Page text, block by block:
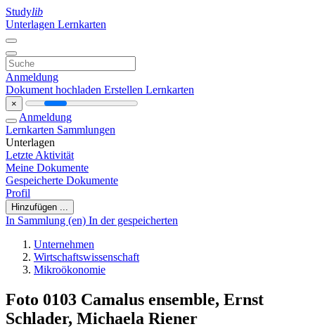
Studylib
Unterlagen Lernkarten
Anmeldung
Dokument hochladen Erstellen Lernkarten
×
Anmeldung
Lernkarten Sammlungen
Unterlagen
Letzte Aktivität
Meine Dokumente
Gespeicherte Dokumente
Profil
Hinzufügen ...
In Sammlung (en) In der gespeicherten
Unternehmen
Wirtschaftswissenschaft
Mikroökonomie
Foto 0103 Camalus ensemble, Ernst
Schlader, Michaela Riener